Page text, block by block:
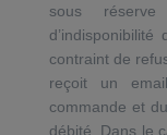
sous
contraint de
reçoit un
commande et
débité. Dans le